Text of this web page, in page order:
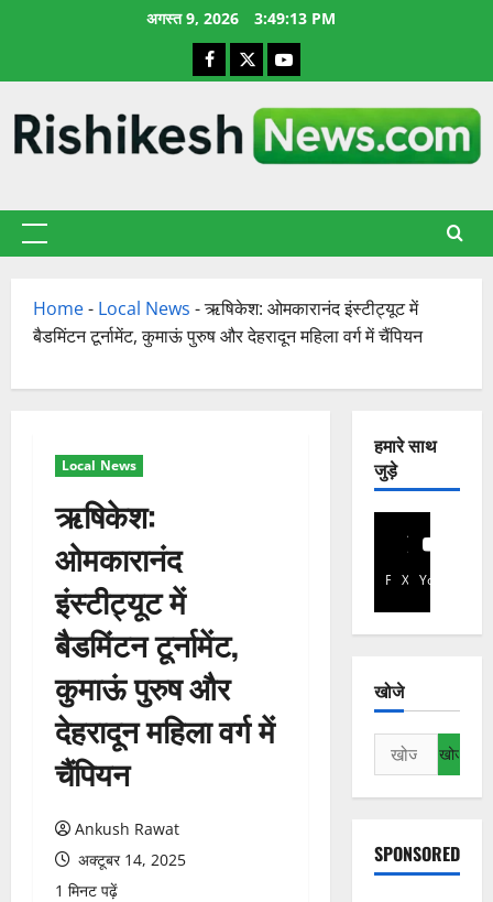
अगस्त 9, 2026 3:49:14 PM
Facebook
X YouTube
प्राथमिक
Home- Local News -ऋषिकेश: ओमकारानंद इंस्टीट्यूट में
बैडमिंटन टूर्नामेंट, कुमाऊं पुरुष और देहरादून महिला वर्ग में चैंपियन
Local News
ऋषिकेश:
ओमकारानंद
इंस्टीट्यूट में
बैडमिंटन टूर्नामेंट,
कुमाऊं पुरुष और
देहरादून महिला वर्ग में
चैंपियन
Ankush Rawat
अक्टूबर 14, 2025
1 मिनट पढ़ें
हमारे साथ
जुड़े
Facebook
X YouTube
खोजे
निम्न
को
खोजें:
SPONSORED